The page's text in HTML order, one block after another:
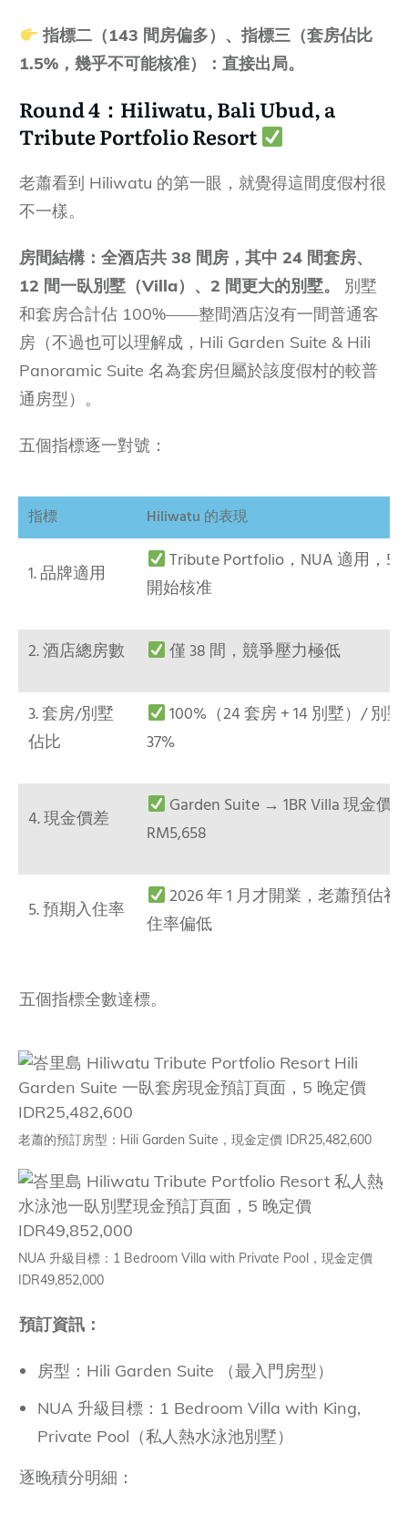
指標二（143 間房偏多）、指標三（套房佔比
1.5%，幾乎不可能核准）：直接出局。
Round 4：Hiliwatu, Bali Ubud, a
Tribute Portfolio Resort
老蕭看到 Hiliwatu 的第一眼，就覺得這間度假村很
不一樣。
房間結構：全酒店共 38 間房，其中 24 間套房、
12 間一臥別墅（Villa）、2 間更大的別墅。
別墅
和套房合計佔 100%——整間酒店沒有一間普通客
房（不過也可以理解成，Hili Garden Suite & Hili
Panoramic Suite 名為套房但屬於該度假村的較普
通房型）。
五個指標逐一對號：
指標 Hiliwatu 的表現
1. 品牌適用
Tribute Portfolio，NUA 適用，5
開始核准
2. 酒店總房數 僅 38 間，競爭壓力極低
3. 套房/別墅
佔比
100%（24 套房 + 14 別墅）/ 別
37%
4. 現金價差
Garden Suite → 1BR Villa 現金價
RM5,658
5. 預期入住率
2026 年 1 月才開業，老蕭預估初
住率偏低
五個指標全數達標。
老蕭的預訂房型：Hili Garden Suite，現金定價 IDR25,482,600
NUA 升級目標：1 Bedroom Villa with Private Pool，現金定價
IDR49,852,000
預訂資訊：
房型：Hili Garden Suite （最入門房型）
NUA 升級目標：1 Bedroom Villa with King,
Private Pool（私人熱水泳池別墅）
逐晚積分明細：